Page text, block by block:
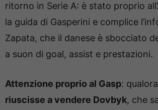
ritorno in Serie A: è stato proprio
la guida di Gasperini e complice
Zapata, che il danese è sbocciato
a suon di goal, assist e prestazioni.
Attenzione proprio al Gasp: qualora
riuscisse a vendere Dovbyk, che